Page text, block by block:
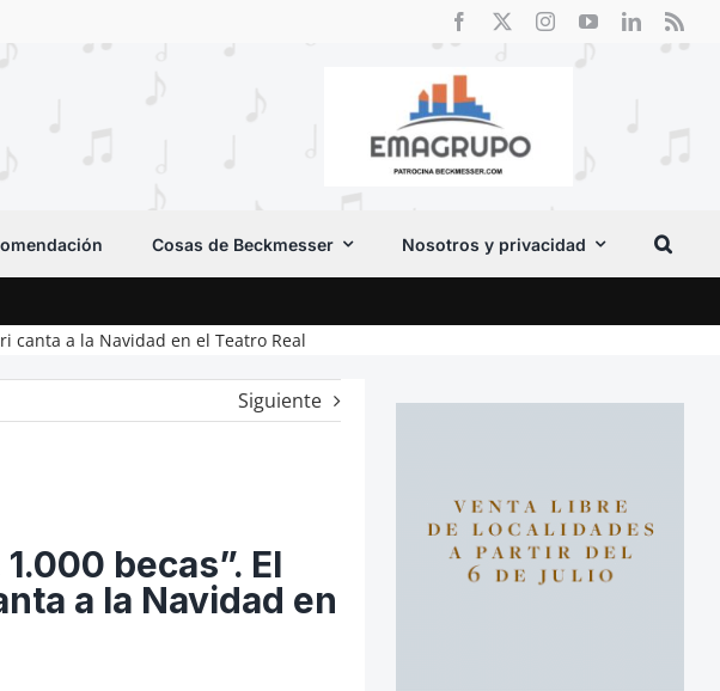
Cosas de Beckmesser Nosotros y privacidad
canta a la Navidad en el Teatro Real
Siguiente
becas”. El
a la Navidad en